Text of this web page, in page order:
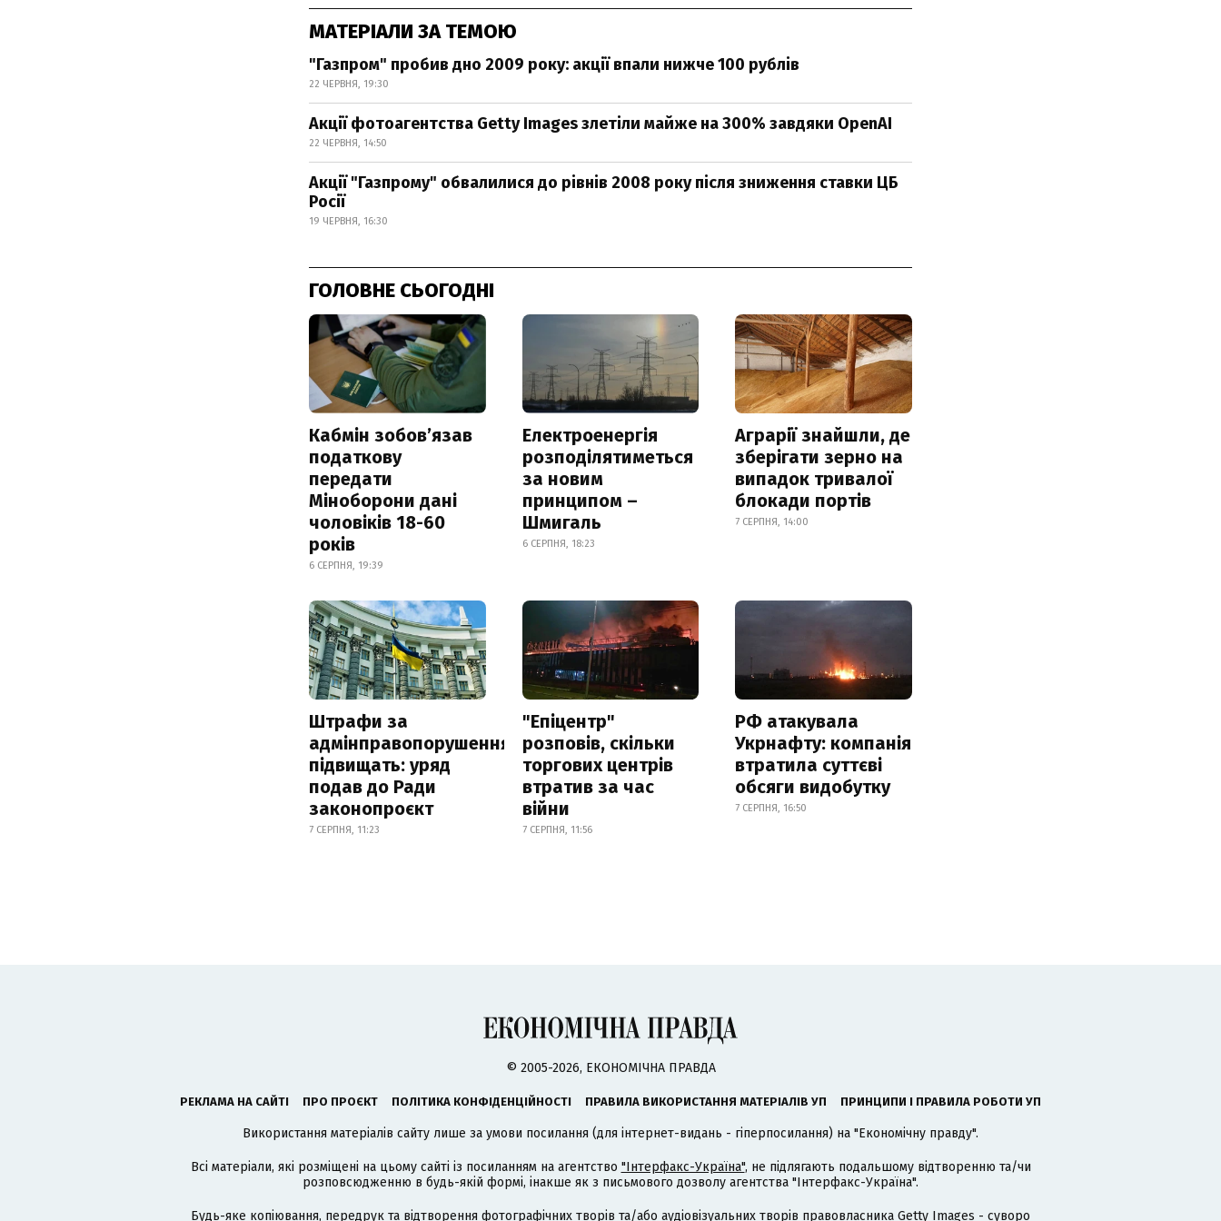
МАТЕРІАЛИ ЗА ТЕМОЮ
"Газпром" пробив дно 2009 року: акції впали нижче 100 рублів
22 ЧЕРВНЯ, 19:30
Акції фотоагентства Getty Images злетіли майже на 300% завдяки OpenAI
22 ЧЕРВНЯ, 14:50
Акції "Газпрому" обвалилися до рівнів 2008 року після зниження ставки ЦБ
Росії
19 ЧЕРВНЯ, 16:30
ГОЛОВНЕ СЬОГОДНІ
Кабмін зобовʼязав
податкову
передати
Міноборони дані
чоловіків 18-60
років
6 СЕРПНЯ, 19:39
Електроенергія
розподілятиметься
за новим
принципом –
Шмигаль
6 СЕРПНЯ, 18:23
Аграрії знайшли, де
зберігати зерно на
випадок тривалої
блокади портів
7 СЕРПНЯ, 14:00
Штрафи за
адмінправопорушення
підвищать: уряд
подав до Ради
законопроєкт
7 СЕРПНЯ, 11:23
"Епіцентр"
розповів, скільки
торгових центрів
втратив за час
війни
7 СЕРПНЯ, 11:56
РФ атакувала
Укрнафту: компанія
втратила суттєві
обсяги видобутку
7 СЕРПНЯ, 16:50
© 2005-2026, ЕКОНОМІЧНА ПРАВДА
РЕКЛАМА НА САЙТІ ПРО ПРОЄКТ ПОЛІТИКА КОНФІДЕНЦІЙНОСТІ ПРАВИЛА ВИКОРИСТАННЯ МАТЕРІАЛІВ УП ПРИНЦИПИ І ПРАВИЛА РОБОТИ УП
Використання матеріалів сайту лише за умови посилання (для інтернет-видань - гіперпосилання) на "Економічну правду".
Всі матеріали, які розміщені на цьому сайті із посиланням на агентство "Інтерфакс-Україна", не підлягають подальшому відтворенню та/чи
розповсюдженню в будь-якій формі, інакше як з письмового дозволу агентства "Інтерфакс-Україна".
Будь-яке копіювання, передрук та відтворення фотографічних творів та/або аудіовізуальних творів правовласника Getty Images - суворо